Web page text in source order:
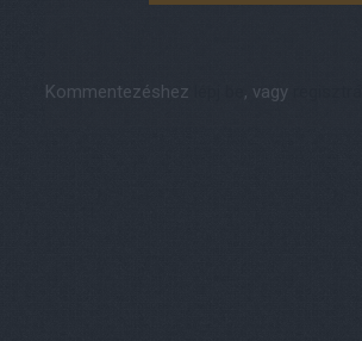
Kommentezéshez , vagy